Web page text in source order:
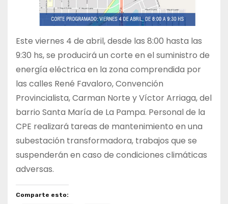
Este viernes 4 de abril, desde las 8:00 hasta las
9:30 hs, se producirá un corte en el suministro de
energía eléctrica en la zona comprendida por
las calles René Favaloro, Convención
Provincialista, Carman Norte y Víctor Arriaga, del
barrio Santa María de La Pampa. Personal de la
CPE realizará tareas de mantenimiento en una
subestación transformadora, trabajos que se
suspenderán en caso de condiciones climáticas
adversas.
Comparte esto: